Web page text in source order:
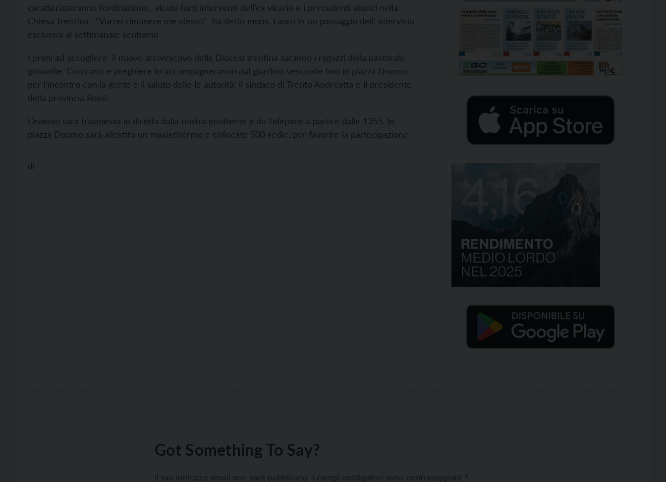
caratterizzeranno l’ordinazione, alcuni forti interventi dell’ex vicario e i precedenti storici nella
Chiesa Trentina. “Vorrei rimanere me stesso” ha detto mons. Lauro in un passaggio dell’ intervista
esclusiva al settimanale sentiamo .
I primi ad accogliere il nuovo arcivescovo della Diocesi trentina saranno i ragazzi della pastorale
giovanile. Con canti e preghiere lo accompagneranno dal giardino vescovile fino in piazza Duomo
per l’incontro con la gente e il saluto delle le autorità: il sindaco di Trento Andreatta e il presidente
della provincia Rossi.
L’evento sarà trasmessa in diretta dalla nostra emittente e da Telepace a partire dalle 1355. In
piazza Duomo sarà allestito un maxischermo e collocate 500 sedie, per favorire la partecipazione.
di
Got Something To Say?
Il tuo indirizzo email non sarà pubblicato. I campi obbligatori sono contrassegnati *